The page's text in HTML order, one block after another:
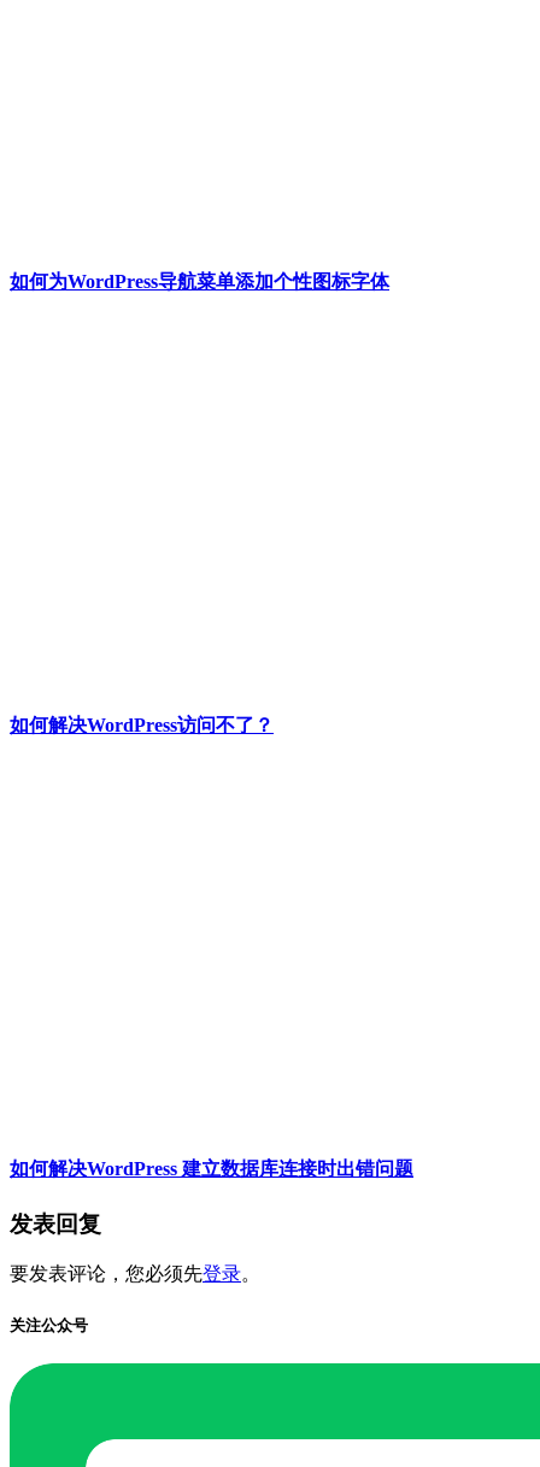
如何为WordPress导航菜单添加个性图标字体
如何解决WordPress访问不了？
如何解决WordPress 建立数据库连接时出错问题
发表回复
要发表评论，您必须先登录。
关注公众号